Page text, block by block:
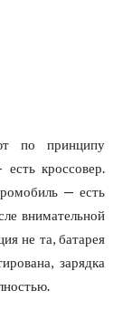
по принципу
кроссовер.
— есть
внимательной
не та, батарея
зарядка